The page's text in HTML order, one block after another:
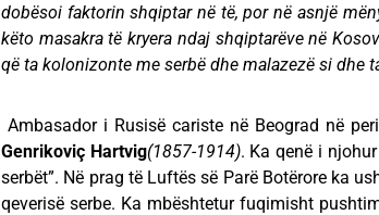
dobësoi faktorin shqiptar në të, por në asnjë
këto masakra të kryera ndaj shqiptarëve në
që ta kolonizonte me serbë dhe malazezë si dhe
Ambasador i Rusisë cariste në Beograd në
Genrikoviç Hartvig(1857-1914). Ka qenë i
serbët”. Në prag të Luftës së Parë Botërore ka
qeverisë serbe. Ka mbështetur fuqimisht